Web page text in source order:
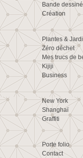
Bande
Création
Plantes &
Zéro déchet
Mes trucs de
Kijiji
Business
New York
Shanghaï
Graffiti
Porte folio
Contact